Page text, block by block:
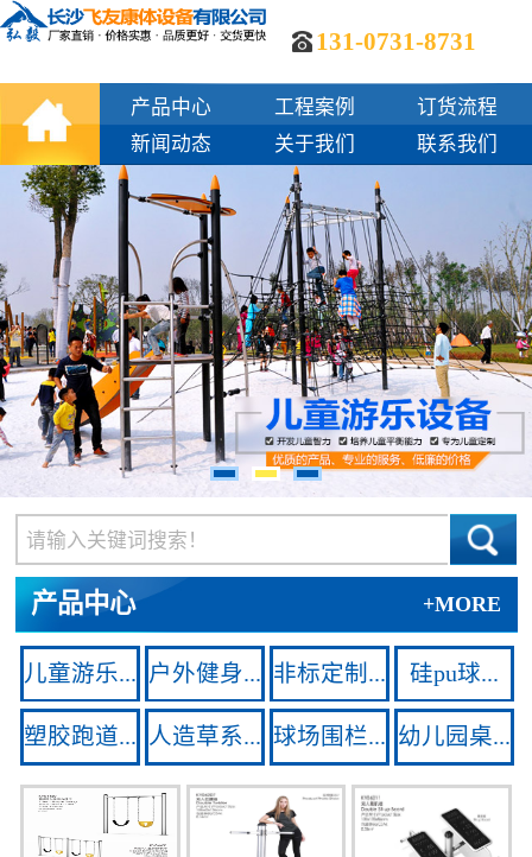
131-0731-8731
产品中心 工程案例
订货流程
新闻动态
关于我们 联系我们
产品中心 +MORE
儿童游乐... 户外健身... 非标定制... 硅pu球...
塑胶跑道... 人造草系... 球场围栏... 幼儿园桌...